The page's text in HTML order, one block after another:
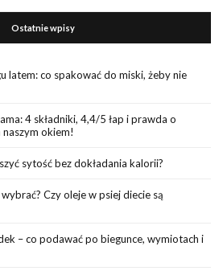
Ostatnie wpisy
latem: co spakować do miski, żeby nie
4 składniki, 4,4/5 łap i prawda o
okiem!
sytość bez dokładania kalorii?
Czy oleje w psiej diecie są
– co podawać po biegunce, wymiotach i